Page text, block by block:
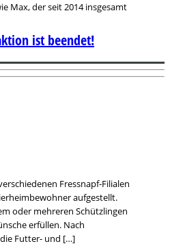
Max, der seit 2014 insgesamt
Fressnapf-Filialen
aufgestellt.
oder mehreren Schützlingen
erfüllen. Nach
Futter- und […]
ist beendet!